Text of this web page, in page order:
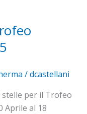
/dcastellani
per il Trofeo
Aprile al 18